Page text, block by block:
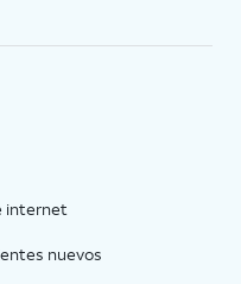
internet
nuevos